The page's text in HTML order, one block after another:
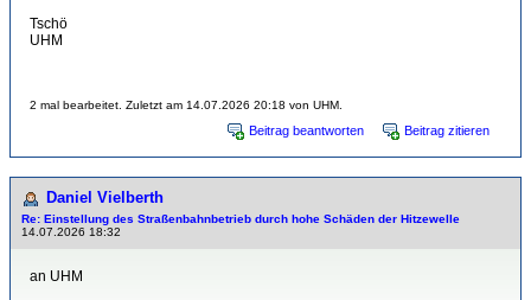
Tschö
UHM
2 mal bearbeitet. Zuletzt am 14.07.2026 20:18 von UHM.
Beitrag beantworten Beitrag zitieren
Daniel Vielberth
Re: Einstellung des Straßenbahnbetrieb durch hohe Schäden der Hitzewelle
14.07.2026 18:32
an UHM